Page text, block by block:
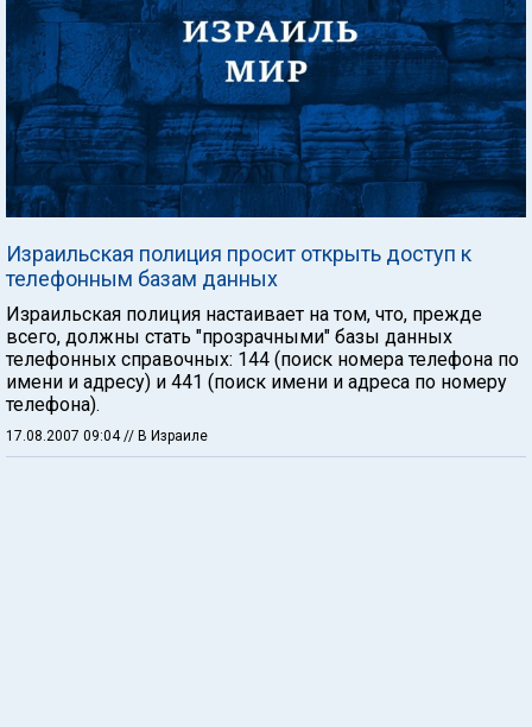
Израильская полиция просит открыть доступ к
телефонным базам данных
Израильская полиция настаивает на том, что, прежде
всего, должны стать "прозрачными" базы данных
телефонных справочных: 144 (поиск номера телефона по
имени и адресу) и 441 (поиск имени и адреса по номеру
телефона).
17.08.2007 09:04// В Израиле